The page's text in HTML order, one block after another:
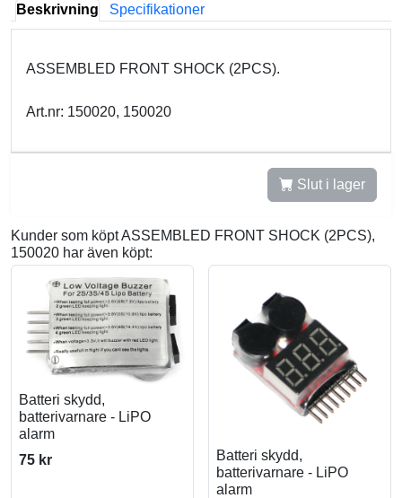
Beskrivning Specifikationer
ASSEMBLED FRONT SHOCK (2PCS).
Art.nr: 150020, 150020
Slut i lager
Kunder som köpt ASSEMBLED FRONT SHOCK (2PCS),
150020 har även köpt:
Batteri skydd,
batterivarnare - LiPO
alarm
75 kr
Batteri skydd,
batterivarnare - LiPO
alarm